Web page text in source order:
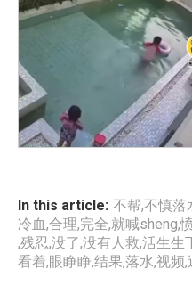
In this article: 不帮,不慎落
冷血,合理,完全,就喊sheng,
,残忍,没了,没有人救,活生生
看着,眼睁睁,结果,落水,视频,